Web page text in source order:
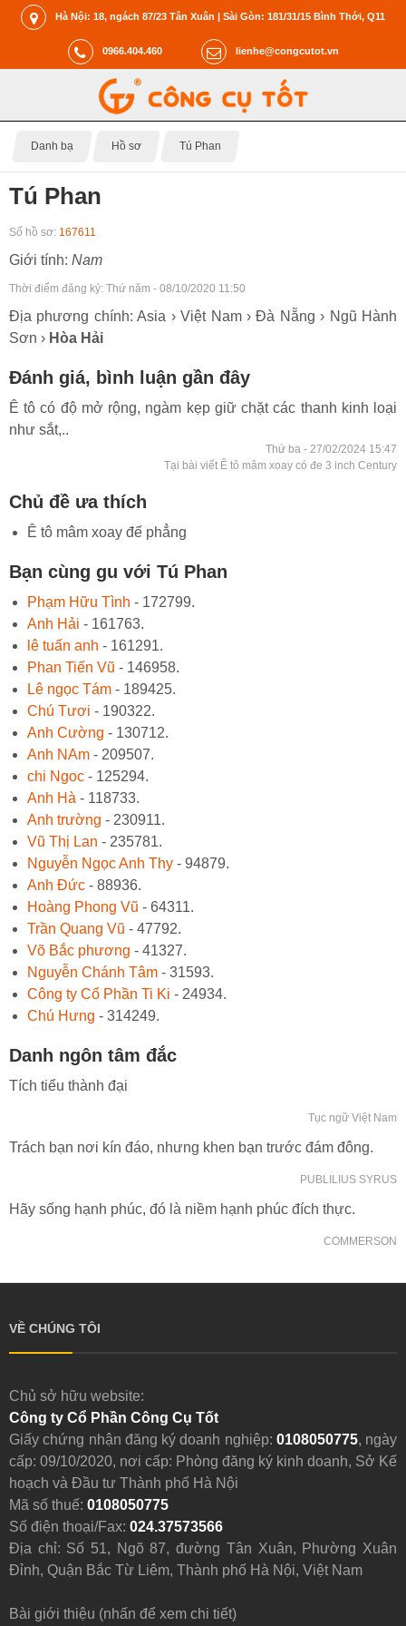
Hà Nội: 18, ngách 87/23 Tân Xuân | Sài Gòn: 181/31/15 Bình Thới, Q11
0966.404.460 lienhe@congcutot.vn
Danh bạ Hồ sơ Tú Phan
Tú Phan
Số hồ sơ: 167611
Giới tính: Nam
Thời điểm đăng ký: Thứ năm - 08/10/2020 11:50
Địa phương chính: Asia › Việt Nam › Đà Nẵng › Ngũ Hành
Sơn › Hòa Hải
Đánh giá, bình luận gần đây
Ê tô có độ mở rộng, ngàm kẹp giữ chặt các thanh kinh loại
như sắt,..
Thứ ba - 27/02/2024 15:47
Tại bài viết Ê tô mâm xoay có đe 3 inch Century
Chủ đề ưa thích
Ê tô mâm xoay đế phẳng
Bạn cùng gu với Tú Phan
Phạm Hữu Tình - 172799.
Anh Hải - 161763.
lê tuấn anh - 161291.
Phan Tiến Vũ - 146958.
Lê ngọc Tám - 189425.
Chú Tươi - 190322.
Anh Cường - 130712.
Anh NAm - 209507.
chi Ngoc - 125294.
Anh Hà - 118733.
Anh trường - 230911.
Vũ Thị Lan - 235781.
Nguyễn Ngọc Anh Thy - 94879.
Anh Đức - 88936.
Hoàng Phong Vũ - 64311.
Trần Quang Vũ - 47792.
Võ Bắc phương - 41327.
Nguyễn Chánh Tâm - 31593.
Công ty Cổ Phần Ti Ki - 24934.
Chú Hưng - 314249.
Danh ngôn tâm đắc
Tích tiểu thành đại
Tục ngữ Việt Nam
Trách bạn nơi kín đáo, nhưng khen bạn trước đám đông.
PUBLILIUS SYRUS
Hãy sống hạnh phúc, đó là niềm hạnh phúc đích thực.
COMMERSON
VỀ CHÚNG TÔI
Chủ sở hữu website:
Công ty Cổ Phần Công Cụ Tốt
Giấy chứng nhận đăng ký doanh nghiệp: 0108050775, ngày
cấp: 09/10/2020, nơi cấp: Phòng đăng ký kinh doanh, Sở Kế
hoạch và Đầu tư Thành phố Hà Nội
Mã số thuế: 0108050775
Số điện thoại/Fax: 024.37573566
Địa chỉ: Số 51, Ngõ 87, đường Tân Xuân, Phường Xuân
Đỉnh, Quận Bắc Từ Liêm, Thành phố Hà Nội, Việt Nam
Bài giới thiệu (nhấn để xem chi tiết)